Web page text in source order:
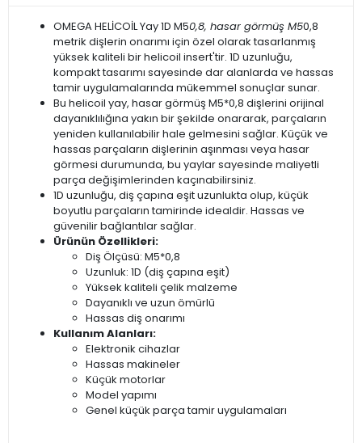
OMEGA HELİCOİL Yay 1D M50,8, hasar görmüş M50,8
metrik dişlerin onarımı için özel olarak tasarlanmış
yüksek kaliteli bir helicoil insert'tir. 1D uzunluğu,
kompakt tasarımı sayesinde dar alanlarda ve hassas
tamir uygulamalarında mükemmel sonuçlar sunar.
Bu helicoil yay, hasar görmüş M5*0,8 dişlerini orijinal
dayanıklılığına yakın bir şekilde onararak, parçaların
yeniden kullanılabilir hale gelmesini sağlar. Küçük ve
hassas parçaların dişlerinin aşınması veya hasar
görmesi durumunda, bu yaylar sayesinde maliyetli
parça değişimlerinden kaçınabilirsiniz.
1D uzunluğu, diş çapına eşit uzunlukta olup, küçük
boyutlu parçaların tamirinde idealdir. Hassas ve
güvenilir bağlantılar sağlar.
Ürünün Özellikleri:
Diş Ölçüsü: M5*0,8
Uzunluk: 1D (diş çapına eşit)
Yüksek kaliteli çelik malzeme
Dayanıklı ve uzun ömürlü
Hassas diş onarımı
Kullanım Alanları:
Elektronik cihazlar
Hassas makineler
Küçük motorlar
Model yapımı
Genel küçük parça tamir uygulamaları